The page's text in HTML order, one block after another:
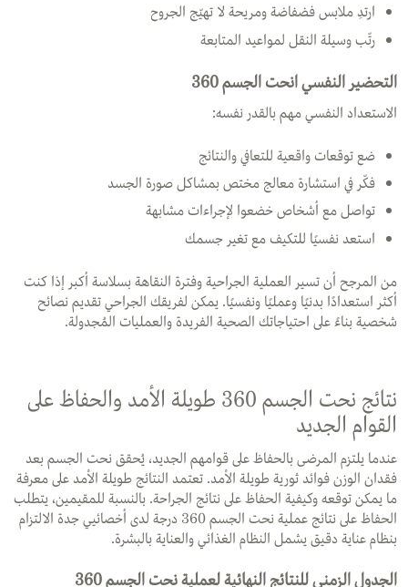
ارتدِ ملابس فضفاضة ومريحة لا تهيّج الجروح
رتّب وسيلة النقل لمواعيد المتابعة
التحضير النفسي انحت الجسم 360
الاستعداد النفسي مهم بالقدر نفسه:
ضع توقعات واقعية للتعافي والنتائج
فكّر في استشارة معالج مختص بمشاكل صورة الجسد
تواصل مع أشخاص خضعوا لإجراءات مشابهة
استعد نفسيًا للتكيف مع تغير جسمك
من المرجح أن تسير العملية الجراحية وفترة النقاهة بسلاسة أكبر إذا كنت
أكثر استعدادًا بدنيًا وعمليًا ونفسيًا. يمكن لفريقك الجراحي تقديم نصائح
شخصية بناءً على احتياجاتك الصحية الفريدة والعمليات المُجدولة.
نتائج نحت الجسم 360 طويلة الأمد والحفاظ على
القوام الجديد
عندما يلتزم المرضى بالحفاظ على قوامهم الجديد، يُحقق نحت الجسم بعد
فقدان الوزن فوائد ثورية طويلة الأمد. تعتمد النتائج طويلة الأمد على معرفة
ما يمكن توقعه وكيفية الحفاظ على نتائج الجراحة. بالنسبة للمقيمين، يتطلب
الحفاظ على نتائج عملية نحت الجسم 360 درجة لدى أخصائيي جدة الالتزام
بنظام عناية دقيق يشمل النظام الغذائي والعناية بالبشرة.
الجدول الزمني للنتائج النهائية لعملية نحت الجسم 360